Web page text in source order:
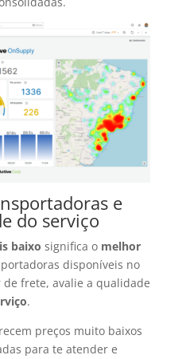
e
do serviço
baixo significa o melhor
disponíveis no
frete, avalie a qualidade
.
preços muito baixos
para te atender e